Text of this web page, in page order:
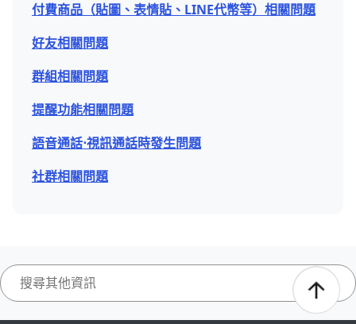
付費商品（貼圖、表情貼、LINE代幣等）相關問題
好友相關問題
群組相關問題
提醒功能相關問題
語音通話⋅視訊通話時發生問題
社群相關問題